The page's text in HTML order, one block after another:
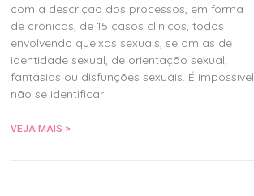
com a descrição dos processos, em forma
de crônicas, de 15 casos clínicos, todos
envolvendo queixas sexuais, sejam as de
identidade sexual, de orientação sexual,
fantasias ou disfunções sexuais. É impossível
não se identificar
VEJA MAIS >